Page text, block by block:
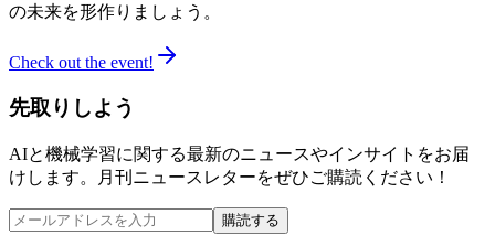
の未来を形作りましょう。
Check out the event!
先取りしよう
AIと機械学習に関する最新のニュースやインサイトをお届
けします。月刊ニュースレターをぜひご購読ください！
購読する